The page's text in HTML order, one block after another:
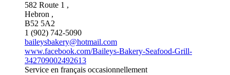
582 Route 1 ,
Hebron ,
B52 5A2
1 (902) 742-5090
baileysbakery@hotmail.com
www.facebook.com/Baileys-Bakery-Seafood-Grill-
342709002492613
Service en français occasionnellement